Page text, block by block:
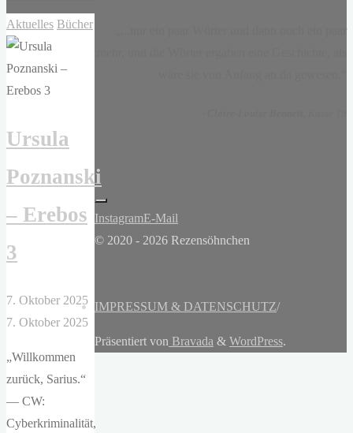
Aktuelles Bücher
Ursula
Poznanski
– Erebos
3
7. Oktober 2025
7. Oktober 2025
„Willkommen
zurück, Sarius.“
— CW:
Cyberkriminalität,
InstagramE-Mail
© 2020 - 2026 Rezensöhnchen
IMPRESSUM & DATENSCHUTZ/
Präsentiert von Bravada & WordPress.